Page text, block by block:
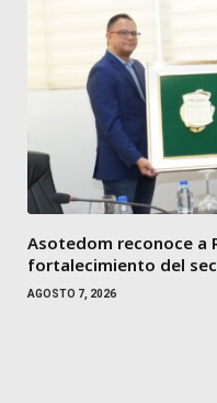
Asotedom reconoce a
fortalecimiento del
AGOSTO 7, 2026